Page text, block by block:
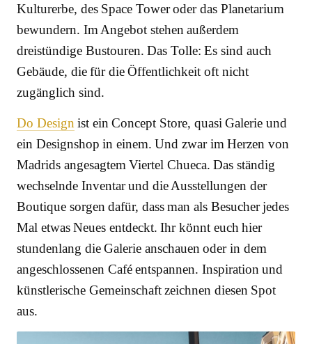
Kulturerbe, des Space Tower oder das Planetarium
bewundern. Im Angebot stehen außerdem
dreistündige Bustouren. Das Tolle: Es sind auch
Gebäude, die für die Öffentlichkeit oft nicht
zugänglich sind.
Do Design ist ein Concept Store, quasi Galerie und
ein Designshop in einem. Und zwar im Herzen von
Madrids angesagtem Viertel Chueca. Das ständig
wechselnde Inventar und die Ausstellungen der
Boutique sorgen dafür, dass man als Besucher jedes
Mal etwas Neues entdeckt. Ihr könnt euch hier
stundenlang die Galerie anschauen oder in dem
angeschlossenen Café entspannen. Inspiration und
künstlerische Gemeinschaft zeichnen diesen Spot
aus.